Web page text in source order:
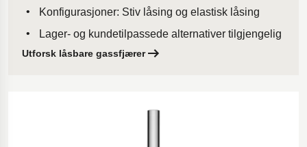
Konfigurasjoner: Stiv låsing og elastisk låsing
Lager- og kundetilpassede alternativer tilgjengelig
Utforsk låsbare gassfjærer